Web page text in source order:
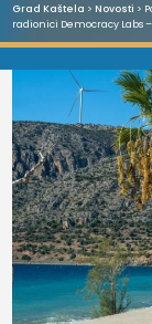
Grad Kaštela > Novosti >
radionici Democracy Labs –